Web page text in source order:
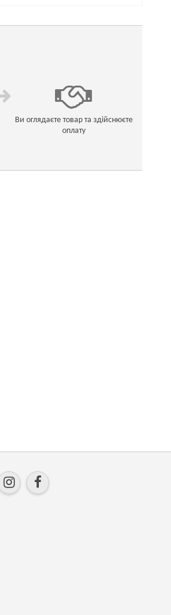
Ви оглядаєте товар та здійснюєте
оплату